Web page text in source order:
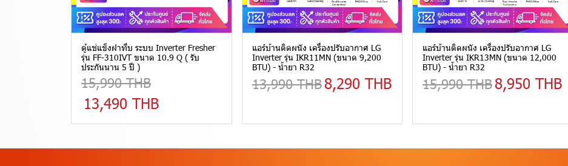
ตู้แช่แข็งฝาทึบ ระบบ Inverter Fresher
รุ่น FF-310IVT ขนาด 10.9 Q ( รับ
ประกันนาน 5 ปี )
15,990 THB
13,490 THB
แอร์บ้านติดผนัง เครื่องปรับอากาศ LG
Inverter รุ่น IKR11MN (ขนาด 9,200
BTU) - น้ำยา R32
13,990 THB 8,290 THB
แอร์บ้านติดผนัง เครื่องปรับอากาศ LG
Inverter รุ่น IKR13MN (ขนาด 12,000
BTU) - น้ำยา R32
15,990 THB8,950 THB